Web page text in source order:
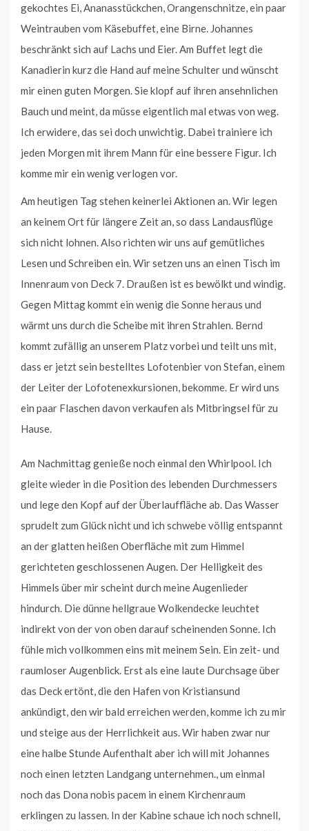
gekochtes Ei, Ananasstückchen, Orangenschnitze, ein paar
Weintrauben vom Käsebuffet, eine Birne. Johannes
beschränkt sich auf Lachs und Eier. Am Buffet legt die
Kanadierin kurz die Hand auf meine Schulter und wünscht
mir einen guten Morgen. Sie klopf auf ihren ansehnlichen
Bauch und meint, da müsse eigentlich mal etwas von weg.
Ich erwidere, das sei doch unwichtig. Dabei trainiere ich
jeden Morgen mit ihrem Mann für eine bessere Figur. Ich
komme mir ein wenig verlogen vor.
Am heutigen Tag stehen keinerlei Aktionen an. Wir legen
an keinem Ort für längere Zeit an, so dass Landausflüge
sich nicht lohnen. Also richten wir uns auf gemütliches
Lesen und Schreiben ein. Wir setzen uns an einen Tisch im
Innenraum von Deck 7. Draußen ist es bewölkt und windig.
Gegen Mittag kommt ein wenig die Sonne heraus und
wärmt uns durch die Scheibe mit ihren Strahlen. Bernd
kommt zufällig an unserem Platz vorbei und teilt uns mit,
dass er jetzt sein bestelltes Lofotenbier von Stefan, einem
der Leiter der Lofotenexkursionen, bekomme. Er wird uns
ein paar Flaschen davon verkaufen als Mitbringsel für zu
Hause.
Am Nachmittag genieße noch einmal den Whirlpool. Ich
gleite wieder in die Position des lebenden Durchmessers
und lege den Kopf auf der Überlauffläche ab. Das Wasser
sprudelt zum Glück nicht und ich schwebe völlig entspannt
an der glatten heißen Oberfläche mit zum Himmel
gerichteten geschlossenen Augen. Der Helligkeit des
Himmels über mir scheint durch meine Augenlieder
hindurch. Die dünne hellgraue Wolkendecke leuchtet
indirekt von der von oben darauf scheinenden Sonne. Ich
fühle mich vollkommen eins mit meinem Sein. Ein zeit- und
raumloser Augenblick. Erst als eine laute Durchsage über
das Deck ertönt, die den Hafen von Kristiansund
ankündigt, den wir bald erreichen werden, komme ich zu mir
und steige aus der Herrlichkeit aus. Wir haben zwar nur
eine halbe Stunde Aufenthalt aber ich will mit Johannes
noch einen letzten Landgang unternehmen., um einmal
noch das Dona nobis pacem in einem Kirchenraum
erklingen zu lassen. In der Kabine schaue ich noch schnell,